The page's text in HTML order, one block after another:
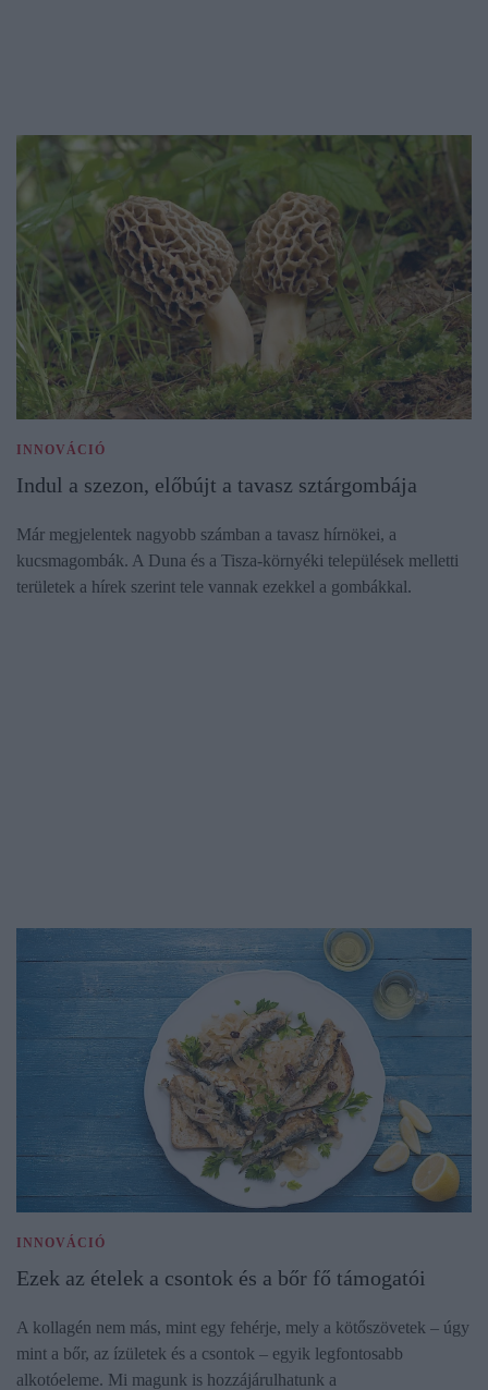
INNOVÁCIÓ
Indul a szezon, előbújt a tavasz sztárgombája
Már megjelentek nagyobb számban a tavasz hírnökei, a
kucsmagombák. A Duna és a Tisza-környéki települések melletti
területek a hírek szerint tele vannak ezekkel a gombákkal.
INNOVÁCIÓ
Ezek az ételek a csontok és a bőr fő támogatói
A kollagén nem más, mint egy fehérje, mely a kötőszövetek – úgy
mint a bőr, az ízületek és a csontok – egyik legfontosabb
alkotóeleme. Mi magunk is hozzájárulhatunk a